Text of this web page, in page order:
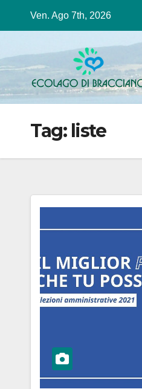
Ven. Ago 7th, 2026
Tag: liste